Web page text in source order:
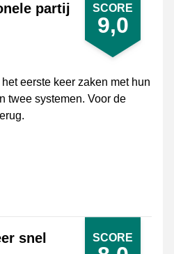
SCORE
9,0
partij
eerste keer zaken met hun
twee systemen. Voor de
SCORE
snel